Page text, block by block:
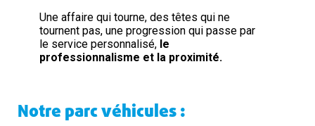
Une affaire qui tourne, des têtes qui ne
tournent pas, une progression qui passe par
le service personnalisé, le
professionnalisme et la proximité.
Notre parc véhicules :